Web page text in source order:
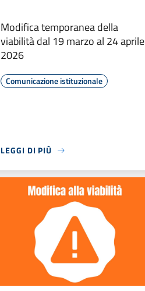
Modifica temporanea della
viabilità dal 19 marzo al 24 aprile
2026
Comunicazione istituzionale
LEGGI DI PIÙ